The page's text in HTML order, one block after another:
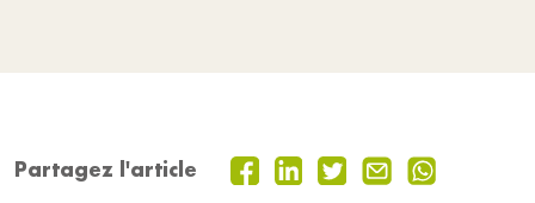
Partagez l'article